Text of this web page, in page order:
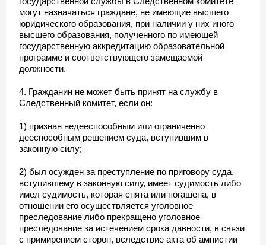
могут назначаться граждане, не имеющие высшего
юридического образования, при наличии у них иного
высшего образования, полученного по имеющей
государственную аккредитацию образовательной
программе и соответствующего замещаемой
должности.
4. Гражданин не может быть принят на службу в
Следственный комитет, если он:
1) признан недееспособным или ограниченно
дееспособным решением суда, вступившим в
законную силу;
2) был осужден за преступление по приговору суда,
вступившему в законную силу, имеет судимость либо
имел судимость, которая снята или погашена, в
отношении его осуществляется уголовное
преследование либо прекращено уголовное
преследование за истечением срока давности, в связи
с примирением сторон, вследствие акта об амнистии